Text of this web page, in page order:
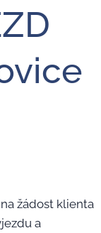
na žádost klienta
a